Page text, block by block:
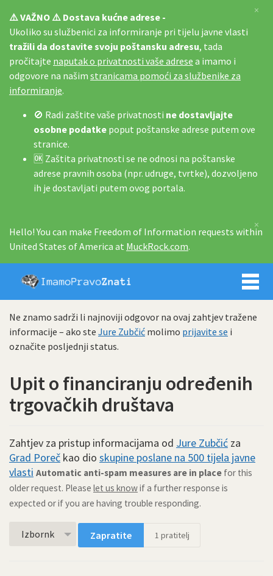
⚠️ VAŽNO ⚠️ Dostava kućne adrese -
Ukoliko su službenici za informiranje pri tijelu javne vlasti
tražili da dostavite svoju poštansku adresu, tada
pročitajte naputak o privatnosti vaše adrese a imamo i
odgovore na našim stranicama pomoći za službenike za
informiranje.
🚫 Radi zaštite vaše privatnosti ne dostavljajte
osobne podatke poput poštanske adrese putem ove
stranice.
🆗 Zaštita privatnosti se ne odnosi na poštanske
adrese pravnih osoba (npr. udruge, tvrtke), dozvoljeno
ih je dostavljati putem ovog portala.
×
Hello! You can make Freedom of Information requests within
United States of America at MuckRock.com.
×
Imamo
Ne znamo sadrži li najnoviji odgovor na ovaj zahtjev tražene
informacije – ako ste Jure Zubčić molimo prijavite se i
označite posljednji status.
Upit o financiranju određenih
trgovačkih društava
Zahtjev za pristup informacijama od Jure Zubčić za
Grad Poreč kao dio skupine poslane na 500 tijela javne
vlasti Automatic anti-spam measures are in place for this
older request. Please let us knowif a further response is
expected or if you are having trouble responding.
Izbornk Zapratite 1 pratitelj